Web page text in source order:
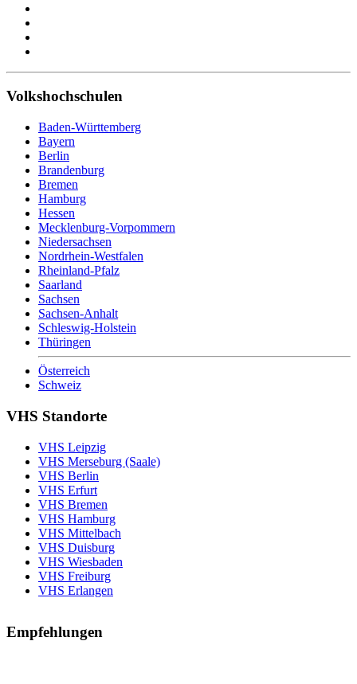
Volkshochschulen
Baden-Württemberg
Bayern
Berlin
Brandenburg
Bremen
Hamburg
Hessen
Mecklenburg-Vorpommern
Niedersachsen
Nordrhein-Westfalen
Rheinland-Pfalz
Saarland
Sachsen
Sachsen-Anhalt
Schleswig-Holstein
Thüringen
Österreich
Schweiz
VHS Standorte
VHS Leipzig
VHS Merseburg (Saale)
VHS Berlin
VHS Erfurt
VHS Bremen
VHS Hamburg
VHS Mittelbach
VHS Duisburg
VHS Wiesbaden
VHS Freiburg
VHS Erlangen
Empfehlungen